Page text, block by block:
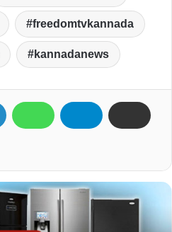
freedomtvkannada
kannadanews